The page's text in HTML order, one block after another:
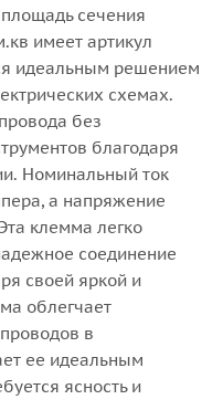
сечения
имеет артикул
идеальным решением
схемах.
без
благодаря
Номинальный ток
а напряжение
клемма легко
соединение
своей яркой и
облегчает
в
ее идеальным
ясность и